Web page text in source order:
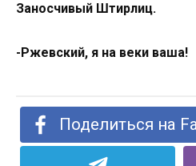
Заносчивый Штирлиц.
-Ржевский, я на веки ваша!
Поделиться на